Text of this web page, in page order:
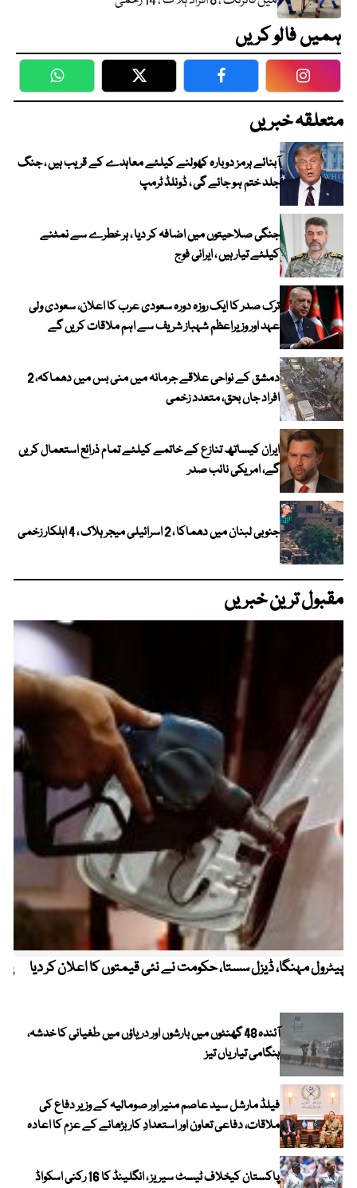
ہمیں فالو کریں
WhatsApp Twitter Facebook
متعلقہ خبریں
آبنائے ہرمز دوبارہ کھولنے کیلئے معاہدے کے قریب ہیں ، جنگ
جلد ختم ہو جائے گی ، ڈونلڈ ٹرمپ
جنگی صلاحیتوں میں اضافہ کر دیا ، ہر خطرے سے نمٹنے
کیلئے تیار ہیں ، ایرانی فوج
ترک صدر کا ایک روزہ دورہ سعودی عرب کا اعلان، سعودی ولی
عہد اور وزیراعظم شہباز شریف سے اہم ملاقات کریں گے
دمشق کے نواحی علاقے جرمانہ میں منی بس میں دھماکہ، 2
افراد جاں بحق، متعدد زخمی
ایران کیساتھ تنازع کے خاتمے کیلئے تمام ذرائع استعمال کریں
گے، امریکی نائب صدر
جنوبی لبنان میں دھماکا ، 2 اسرائیلی میجر ہلاک ، 4 اہلکار زخمی
مقبول ترین خبریں
پیٹرول مہنگا، ڈیزل سستا، حکومت نے نئی قیمتوں کا اعلان کر دیا
آئندہ 48 گھنٹوں میں بارشوں اور دریاؤں میں طغیانی کا خدشہ،
ہنگامی تیاریاں تیز
فیلڈ مارشل سید عاصم منیر اور صومالیہ کے وزیر دفاع کی
ملاقات، دفاعی تعاون اور استعدادِ کار بڑھانے کے عزم کا اعادہ
پاکستان کیخلاف ٹیسٹ سیریز ، انگلینڈ کا 16 رکنی اسکواڈ